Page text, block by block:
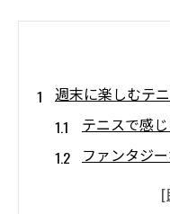
週末に楽しむテ
テニスで感
ファンタジ